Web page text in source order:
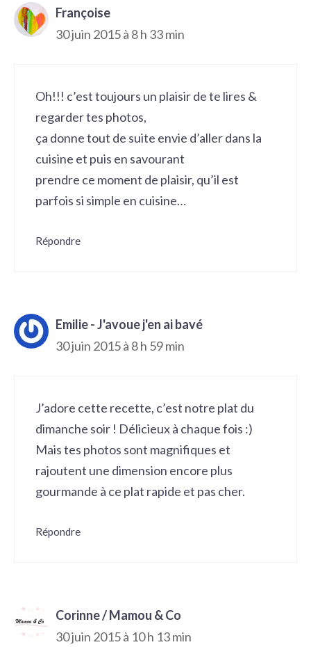
Françoise
30 juin 2015 à 8 h 33 min
Oh!!! c’est toujours un plaisir de te lires &
regarder tes photos,
ça donne tout de suite envie d’aller dans la
cuisine et puis en savourant
prendre ce moment de plaisir, qu’il est
parfois si simple en cuisine…
Répondre
Emilie - J'avoue j'en ai bavé
30 juin 2015 à 8 h 59 min
J’adore cette recette, c’est notre plat du
dimanche soir ! Délicieux à chaque fois :)
Mais tes photos sont magnifiques et
rajoutent une dimension encore plus
gourmande à ce plat rapide et pas cher.
Répondre
Corinne / Mamou & Co
30 juin 2015 à 10 h 13 min